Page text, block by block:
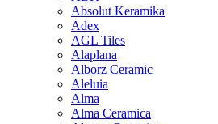
Absolut Keramika
Adex
AGL Tiles
Alaplana
Alborz Ceramic
Aleluia
Alma
Alma Ceramica